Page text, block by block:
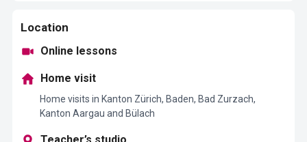
Location
Online lessons
Home visit
Home visits in Kanton Zürich, Baden, Bad Zurzach,
Kanton Aargau and Bülach